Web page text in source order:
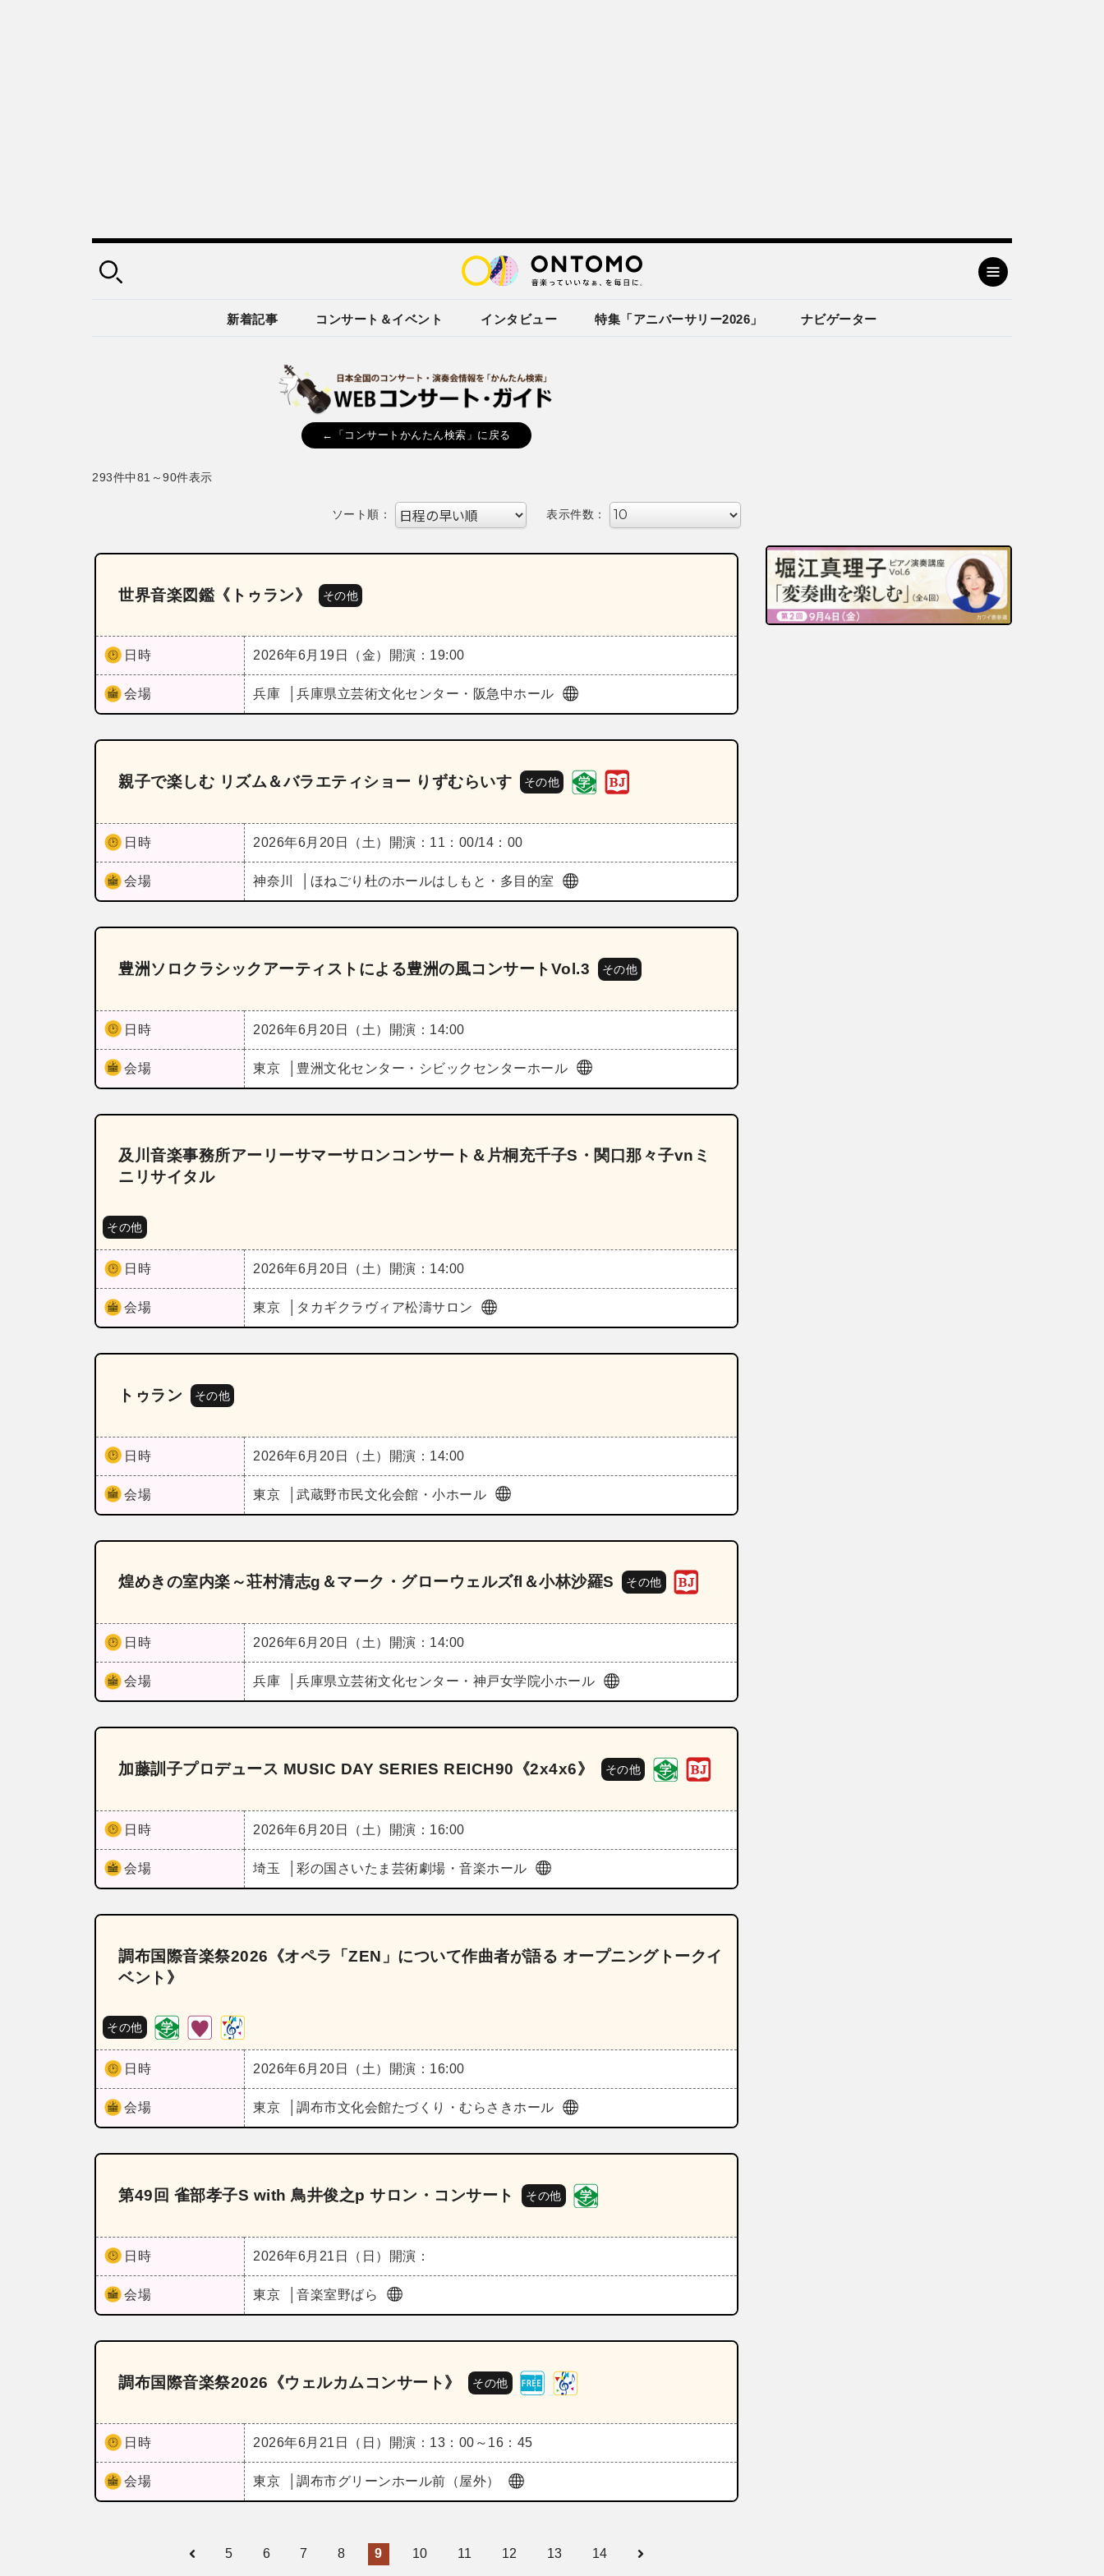
新着記事 コンサート＆イベント インタビュー 特集「アニバーサリー2026」 ナビゲーター
←「コンサートかんたん検索」に戻る
293件中81～90件表示
ソート順： 表示件数：
世界音楽図鑑《トゥラン》 その他
日時 2026年6月19日（金） 開演：19:00
会場 兵庫 兵庫県立芸術文化センター・阪急中ホール
親子で楽しむ リズム＆バラエティショー りずむらいす その他
日時 2026年6月20日（土） 開演：11：00/14：00
会場 神奈川 ほねごり杜のホールはしもと・多目的室
豊洲ソロクラシックアーティストによる豊洲の風コンサートVol.3 その他
日時 2026年6月20日（土） 開演：14:00
会場 東京 豊洲文化センター・シビックセンターホール
及川音楽事務所アーリーサマーサロンコンサート＆片桐充千子S・関口那々子vnミ
ニリサイタル
その他
日時 2026年6月20日（土） 開演：14:00
会場 東京 タカギクラヴィア松濤サロン
トゥラン その他
日時 2026年6月20日（土） 開演：14:00
会場 東京 武蔵野市民文化会館・小ホール
煌めきの室内楽～荘村清志g＆マーク・グローウェルズfl＆小林沙羅S その他
日時 2026年6月20日（土） 開演：14:00
会場 兵庫 兵庫県立芸術文化センター・神戸女学院小ホール
加藤訓子プロデュース MUSIC DAY SERIES REICH90《2x4x6》 その他
日時 2026年6月20日（土） 開演：16:00
会場 埼玉 彩の国さいたま芸術劇場・音楽ホール
調布国際音楽祭2026《オペラ「ZEN」について作曲者が語る オープニングトークイ
ベント》
その他
日時 2026年6月20日（土） 開演：16:00
会場 東京 調布市文化会館たづくり・むらさきホール
第49回 雀部孝子S with 鳥井俊之p サロン・コンサート その他
日時 2026年6月21日（日） 開演：
会場 東京 音楽室野ばら
調布国際音楽祭2026《ウェルカムコンサート》 その他
日時 2026年6月21日（日） 開演：13：00～16：45
会場 東京 調布市グリーンホール前（屋外）
5 6 7 8 9 10 11 12 13 14